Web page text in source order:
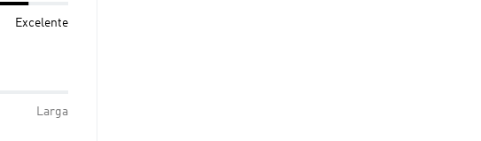
Excelente
Larga